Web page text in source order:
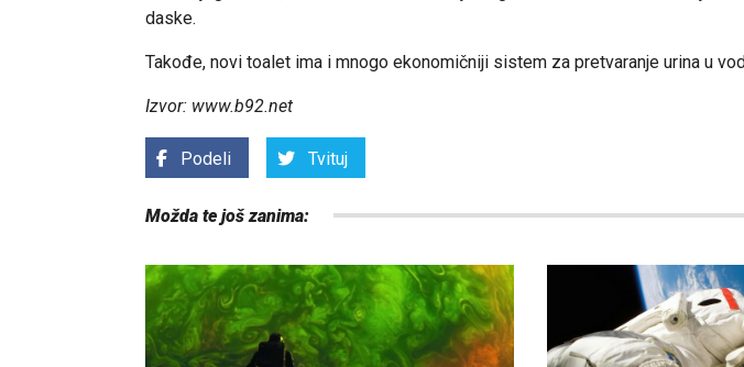
daske.
Takođe, novi toalet ima i mnogo ekonomičniji sistem za pretvaranje urina u
Izvor: www.b92.net
Podeli Tvituj
Možda te još zanima: